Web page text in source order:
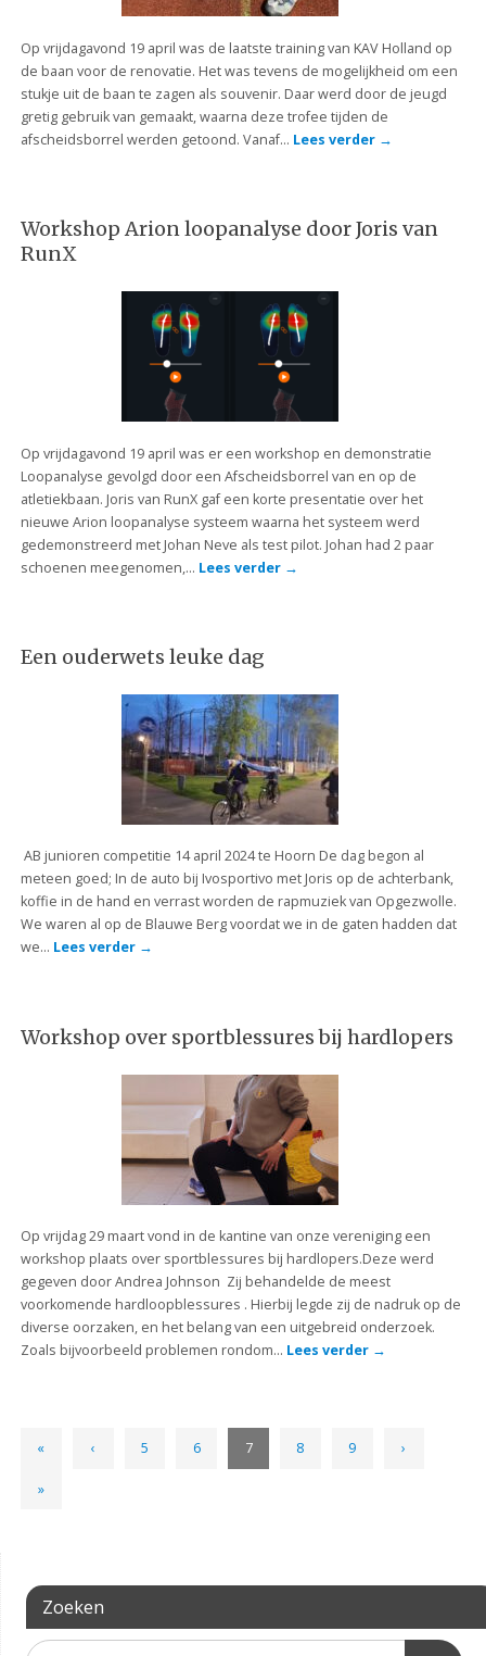
Op vrijdagavond 19 april was de laatste training van KAV Holland op
de baan voor de renovatie. Het was tevens de mogelijkheid om een
stukje uit de baan te zagen als souvenir. Daar werd door de jeugd
gretig gebruik van gemaakt, waarna deze trofee tijden de
afscheidsborrel werden getoond. Vanaf… Lees verder →
Workshop Arion loopanalyse door Joris van
RunX
Op vrijdagavond 19 april was er een workshop en demonstratie
Loopanalyse gevolgd door een Afscheidsborrel van en op de
atletiekbaan. Joris van RunX gaf een korte presentatie over het
nieuwe Arion loopanalyse systeem waarna het systeem werd
gedemonstreerd met Johan Neve als test pilot. Johan had 2 paar
schoenen meegenomen,… Lees verder →
Een ouderwets leuke dag
AB junioren competitie 14 april 2024 te Hoorn De dag begon al
meteen goed; In de auto bij Ivosportivo met Joris op de achterbank,
koffie in de hand en verrast worden de rapmuziek van Opgezwolle.
We waren al op de Blauwe Berg voordat we in de gaten hadden dat
we… Lees verder →
Workshop over sportblessures bij hardlopers
Op vrijdag 29 maart vond in de kantine van onze vereniging een
workshop plaats over sportblessures bij hardlopers.Deze werd
gegeven door Andrea Johnson Zij behandelde de meest
voorkomende hardloopblessures . Hierbij legde zij de nadruk op de
diverse oorzaken, en het belang van een uitgebreid onderzoek.
Zoals bijvoorbeeld problemen rondom… Lees verder →
« ‹ 5 6 7 8 9 ›
»
Zoeken